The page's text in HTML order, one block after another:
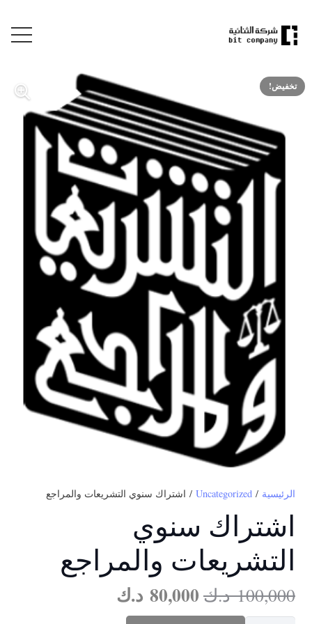
تخفيض!
الرئيسية /
Uncategorized / اشتراك سنوي التشريعات والمراجع
اشتراك سنوي
التشريعات والمراجع
100,000 د.ك السعر
الأصلي
80,000 د.ك